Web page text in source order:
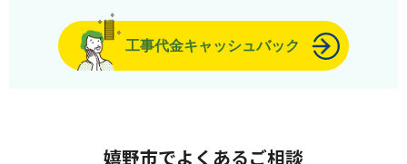
工事代金キャッシュバック
嬉野市でよくあるご相談